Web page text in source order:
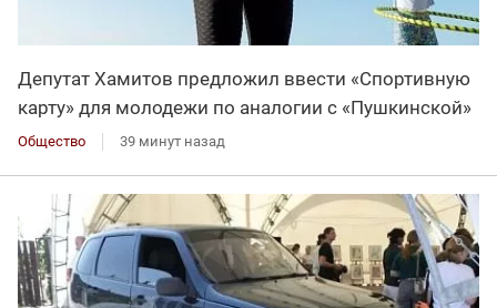
Депутат Хамитов предложил ввести «Спортивную
карту» для молодежи по аналогии с «Пушкинской»
Общество 39 минут назад